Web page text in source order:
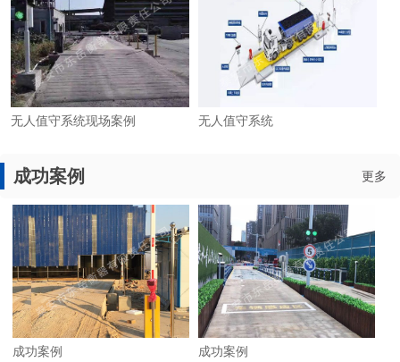
无人值守系统现场案例 无人值守系统
成功案例 更多
成功案例 成功案例